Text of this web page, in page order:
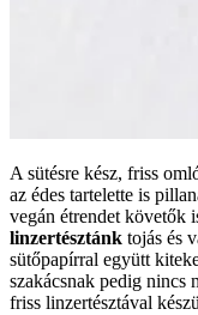
A sütésre kész, friss
az édes tartelette is
vegán étrendet követők
linzertésztánk tojás és
sütőpapírral együtt
szakácsnak pedig nincs
friss linzertésztával